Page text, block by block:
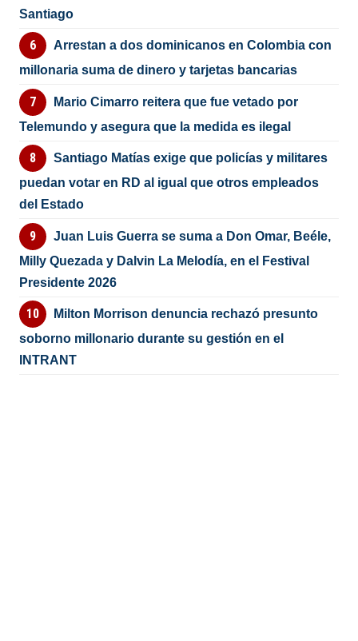
Santiago
Arrestan a dos dominicanos en Colombia con
millonaria suma de dinero y tarjetas bancarias
Mario Cimarro reitera que fue vetado por
Telemundo y asegura que la medida es ilegal
Santiago Matías exige que policías y militares
puedan votar en RD al igual que otros empleados
del Estado
Juan Luis Guerra se suma a Don Omar, Beéle,
Milly Quezada y Dalvin La Melodía, en el Festival
Presidente 2026
Milton Morrison denuncia rechazó presunto
soborno millonario durante su gestión en el
INTRANT